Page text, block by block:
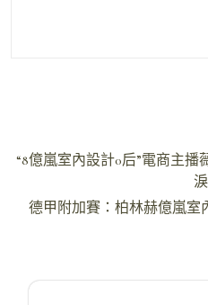
文
導
“8億嵐室內設計0后”電商主
淚
德甲附加賽：柏林赫億嵐室